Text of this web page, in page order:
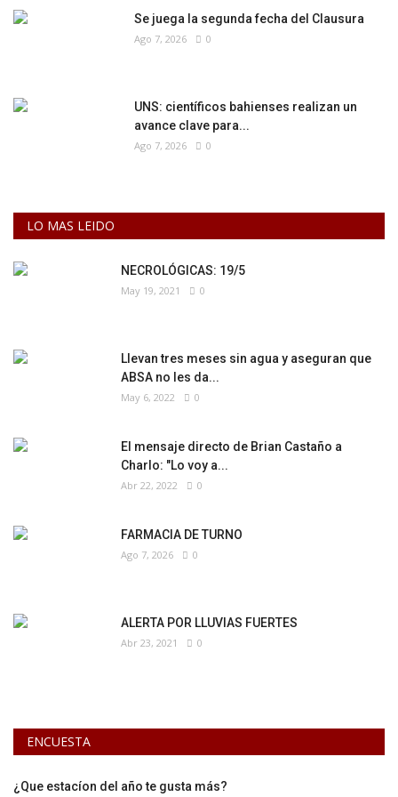
Se juega la segunda fecha del Clausura
Ago 7, 2026 0
UNS: científicos bahienses realizan un
avance clave para...
Ago 7, 2026 0
LO MAS LEIDO
NECROLÓGICAS: 19/5
May 19, 2021 0
Llevan tres meses sin agua y aseguran que
ABSA no les da...
May 6, 2022 0
El mensaje directo de Brian Castaño a
Charlo: "Lo voy a...
Abr 22, 2022 0
FARMACIA DE TURNO
Ago 7, 2026 0
ALERTA POR LLUVIAS FUERTES
Abr 23, 2021 0
ENCUESTA
¿Que estacíon del año te gusta más?